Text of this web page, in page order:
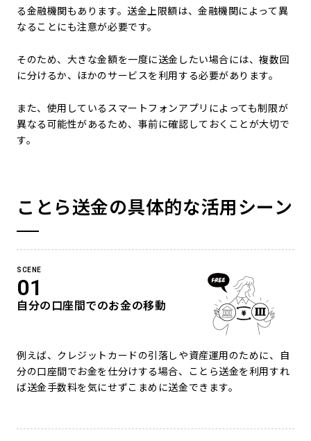
る金融機関もあります。送金上限額は、金融機関によって異
なることにも注意が必要です。
そのため、大きな金額を一度に送金したい場合には、複数回
に分けるか、ほかのサービスを利用する必要があります。
また、使用しているスマートフォンアプリによっても制限が
異なる可能性があるため、事前に確認しておくことが大切で
す。
ことら送金の具体的な活用シーン
SCENE
01
自分の口座間でのお金の移動
例えば、クレジットカードの引落しや資産運用のために、自
分の口座間でお金を仕分けする場合、ことら送金を利用すれ
ば送金手数料を気にせずこまめに送金できます。